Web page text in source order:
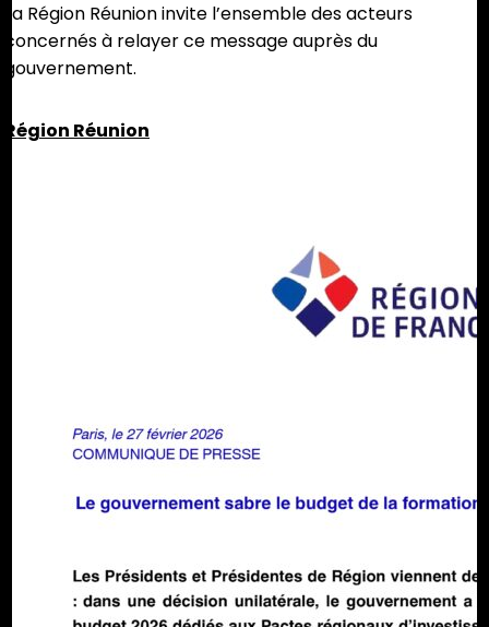
La Région Réunion invite l’ensemble des acteurs
concernés à relayer ce message auprès du
gouvernement.
Région Réunion